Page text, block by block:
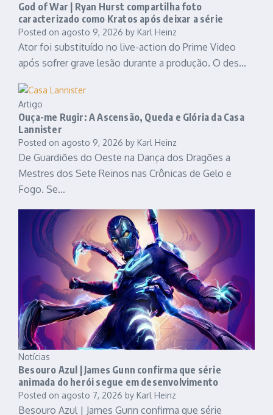
God of War | Ryan Hurst compartilha foto
caracterizado como Kratos após deixar a série
Posted on agosto 9, 2026 by Karl Heinz
Ator foi substituído no live-action do Prime Video
após sofrer grave lesão durante a produção. O des…
Artigo
Ouça-me Rugir: A Ascensão, Queda e Glória da Casa
Lannister
Posted on agosto 9, 2026 by Karl Heinz
De Guardiões do Oeste na Dança dos Dragões a
Mestres dos Sete Reinos nas Crônicas de Gelo e
Fogo. Se…
Notícias
Besouro Azul | James Gunn confirma que série
animada do herói segue em desenvolvimento
Posted on agosto 7, 2026 by Karl Heinz
Besouro Azul | James Gunn confirma que série